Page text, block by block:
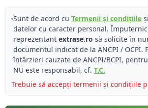
Sunt de acord cu Termenii și condițiile
datelor cu caracter personal.
reprezentant extrase.ro să solicite în
documentul indicat de la ANCPI / OCPI.
întârzieri cauzate de ANCPI/BCPI,
NU este responsabil, cf. T.C.
Trebuie să accepți termenii și condițiile